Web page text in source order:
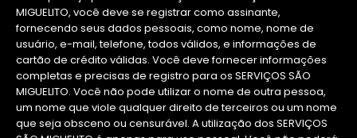
MIGUELITO, você deve se registrar como assinante,
fornecendo seus dados pessoais, como nome, nome de
usuário, e-mail, telefone, todos válidos, e informações de
cartão de crédito válidas. Você deve fornecer informações
completas e precisas de registro para os SERVIÇOS SÃO
MIGUELITO. Você não pode utilizar o nome de outra pessoa,
um nome que viole qualquer direito de terceiros ou um nome
que seja obsceno ou censurável. A utilização dos SERVIÇOS